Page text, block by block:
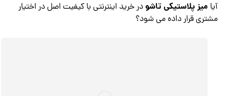
آیا میز پلاستیکی تاشو در خرید اینترنتی با کیفیت اصل در اختیار
مشتری قرار داده می شود؟